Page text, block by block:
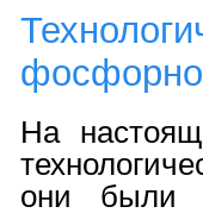
На
они были